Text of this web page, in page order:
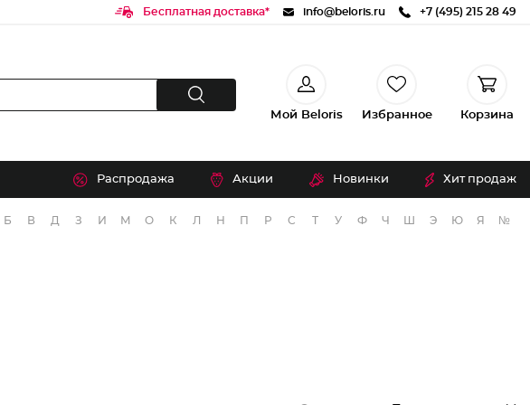
Бесплатная доставка* info@beloris.ru +7 (495) 215 28 49
Мой Beloris Избранное Корзина
Распродажа Акции Новинки Хит продаж
Б В Д З И М О К Л Н П Р С Т У Ф Ч Э Ю Я №